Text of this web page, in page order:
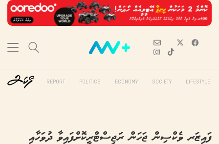
REPORT POLITICS ECONOMY SOCIETY LIFESTYLE
ފައިޒަރ ވެކްސިން ޖަހަން ރަޖިސްޓްރީކޮށްފައިވާ ދުވަހާއި